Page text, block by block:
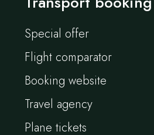
Special offer
Flight comparator
Booking website
Travel agency
Plane tickets